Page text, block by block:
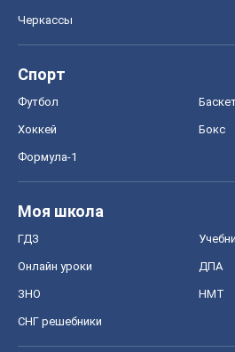
Черкассы
Спорт
Футбол
Хоккей Бокс
Формула-1
Моя школа
ГДЗ
Онлайн уроки ДПА
ЗНО НМТ
СНГ решебники